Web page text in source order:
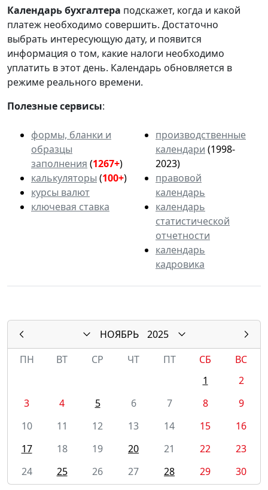
Календарьбухгалтера подскажет, когда и какой
платеж необходимо совершить. Достаточно
выбрать интересующую дату, и появится
информация о том, какие налоги необходимо
уплатить в этот день. Календарь обновляется в
режиме реального времени.
Полезные сервисы:
формы, бланки и
образцы
заполнения (1267+)
калькуляторы (100+)
курсы валют
ключевая ставка
производственные
календари (1998-
2023)
правовой
календарь
календарь
статистической
отчетности
календарь
кадровика
НОЯБРЬ
2025
ПН
ВТ СР ЧТ ПТ СБ
ВС
1
2
3
4 5 6 7 8
9
10
11 12 13 14 15
16
17
18 19 20 21 22
23
24
25 26 27 28 29 30